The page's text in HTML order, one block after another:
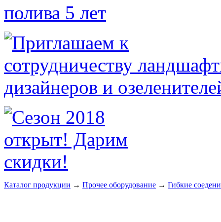
Каталог продукции → Прочее оборудование → Гибкие